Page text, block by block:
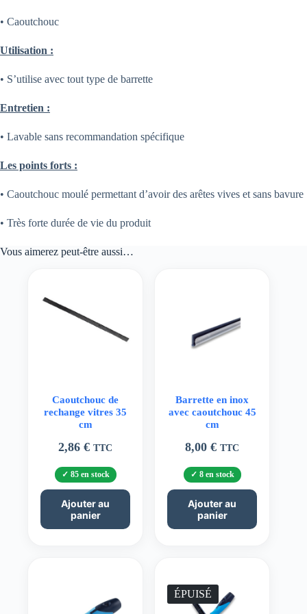
• Caoutchouc
Utilisation :
• S’utilise avec tout type de barrette
Entretien :
• Lavable sans recommandation spécifique
Les points forts :
• Caoutchouc moulé permettant d’avoir des arêtes vives et sans bavure
• Très forte durée de vie du produit
Vous aimerez peut-être aussi…
Caoutchouc de
rechange vitres 35
cm
2,86€ TTC
85 en stock
Ajouter au
panier
Barrette en inox
avec caoutchouc 45
cm
8,00€ TTC
8 en stock
Ajouter au
panier
ÉPUISÉ